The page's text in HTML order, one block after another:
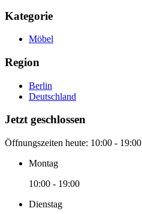
Kategorie
Möbel
Region
Berlin
Deutschland
Jetzt geschlossen
Öffnungszeiten heute: 10:00 - 19:00
Montag
10:00 - 19:00
Dienstag